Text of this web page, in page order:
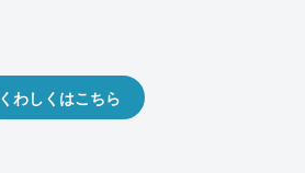
くわしくはこちら